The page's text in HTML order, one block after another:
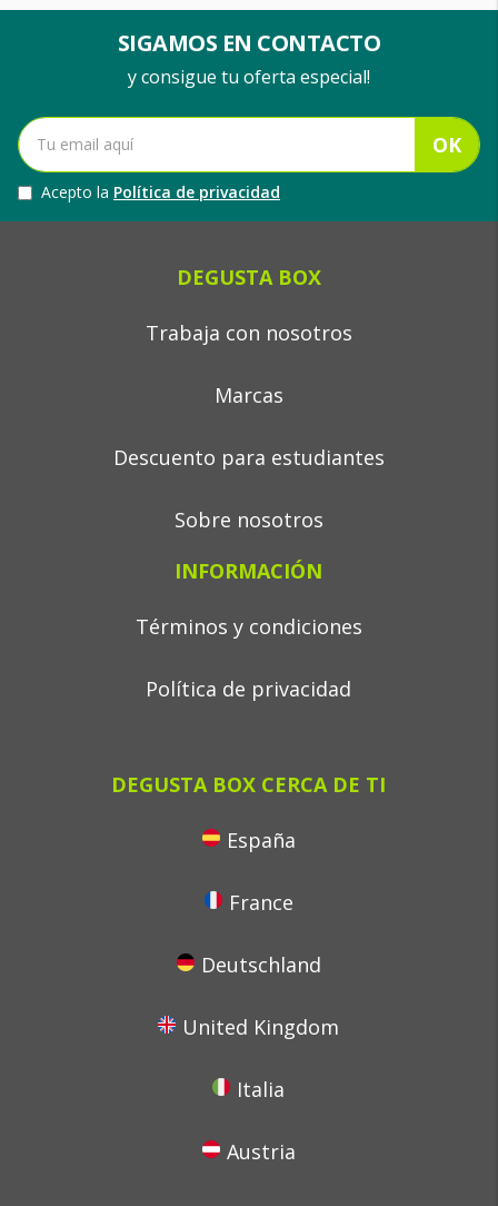
SIGAMOS EN CONTACTO
y consigue tu oferta especial!
OK
Acepto la Política de privacidad
DEGUSTA BOX
Trabaja con nosotros
Marcas
Descuento para estudiantes
Sobre nosotros
INFORMACIÓN
Términos y condiciones
Política de privacidad
DEGUSTA BOX CERCA DE TI
España
France
Deutschland
United Kingdom
Italia
Austria